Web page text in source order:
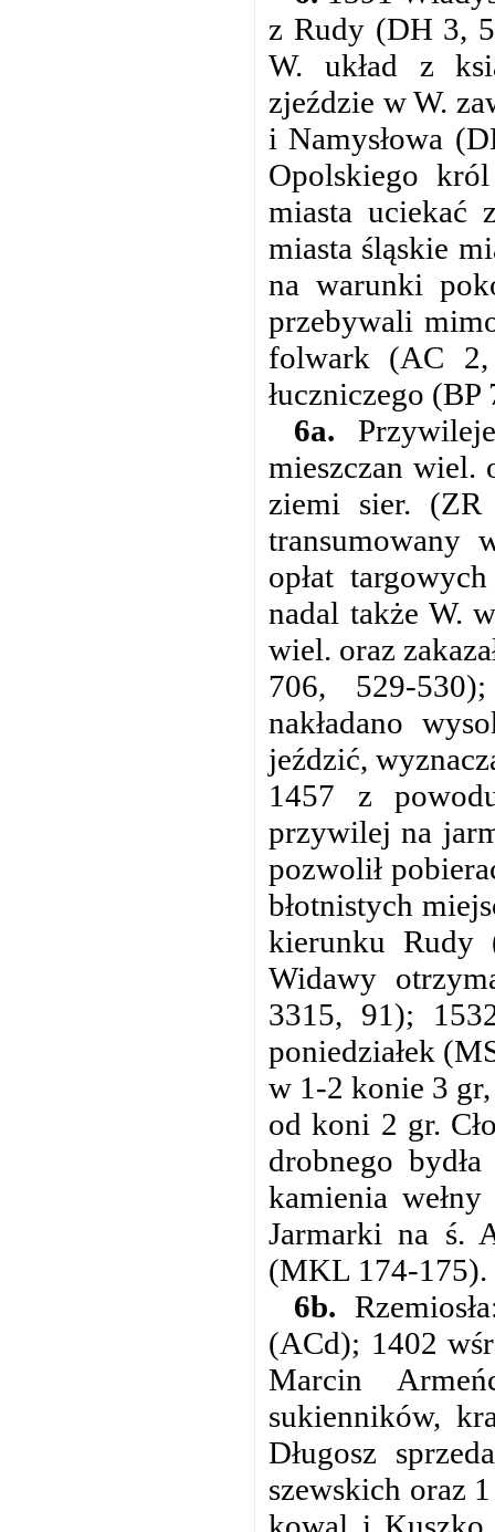
z Rudy (DH 3,
W. układ z
zjeździe w W.
i Namysłowa
Opolskiego
miasta uciekać
miasta śląskie
na warunki
przebywali
folwark (AC 2,
łuczniczego
6a.
mieszczan wiel.
ziemi sier.
transumowany
opłat
nadal także W.
wiel. oraz
706, 529-
nakładano
jeździć,
1457 z
przywilej na
pozwolił
błotnistych
kierunku
Widawy
3315, 91);
poniedziałek
w 1-2 konie 3
od koni 2 gr.
drobnego
kamienia
Jarmarki na ś.
(MKL 174-175).
6b.
(ACd); 1402
Marcin
sukienników,
Długosz
szewskich oraz